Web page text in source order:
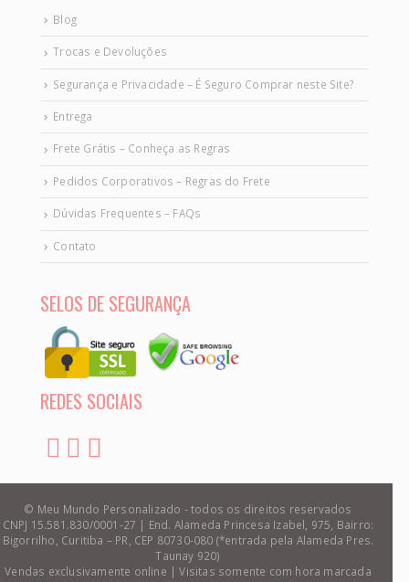
Blog
Trocas e Devoluções
Segurança e Privacidade – É Seguro Comprar neste Site?
Entrega
Frete Grátis – Conheça as Regras
Pedidos Corporativos – Regras do Frete
Dúvidas Frequentes – FAQs
Contato
SELOS DE SEGURANÇA
REDES SOCIAIS
© Meu Mundo Personalizado - todos os direitos reservados
CNPJ 15.581.830/0001-27 | End. Alameda Princesa Izabel, 975, Bairro:
Bigorrilho, Curitiba – PR, CEP 80730-080 (*entrada pela Alameda Pres.
Taunay 920)
Vendas exclusivamente online | Visitas somente com hora marcada